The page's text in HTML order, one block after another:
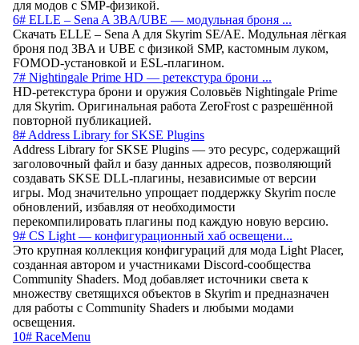
для модов с SMP-физикой.
6# ELLE – Sena A 3BA/UBE — модульная броня ...
Скачать ELLE – Sena A для Skyrim SE/AE. Модульная лёгкая
броня под 3BA и UBE с физикой SMP, кастомным луком,
FOMOD-установкой и ESL-плагином.
7# Nightingale Prime HD — ретекстура брони ...
HD-ретекстура брони и оружия Соловьёв Nightingale Prime
для Skyrim. Оригинальная работа ZeroFrost с разрешённой
повторной публикацией.
8# Address Library for SKSE Plugins
Address Library for SKSE Plugins — это ресурс, содержащий
заголовочный файл и базу данных адресов, позволяющий
создавать SKSE DLL-плагины, независимые от версии
игры. Мод значительно упрощает поддержку Skyrim после
обновлений, избавляя от необходимости
перекомпилировать плагины под каждую новую версию.
9# CS Light — конфигурационный хаб освещени...
Это крупная коллекция конфигураций для мода Light Placer,
созданная автором и участниками Discord-сообщества
Community Shaders. Мод добавляет источники света к
множеству светящихся объектов в Skyrim и предназначен
для работы с Community Shaders и любыми модами
освещения.
10# RaceMenu